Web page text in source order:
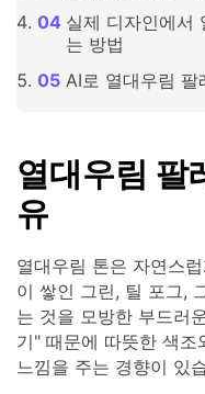
실제 디자인에서
는 방법
AI로 열대우림 팔
열대우림 팔
유
열대우림 톤은 자연스
이 쌓인 그린, 틸 포그,
는 것을 모방한 부드러
기" 때문에 따뜻한 색조
느낌을 주는 경향이 있